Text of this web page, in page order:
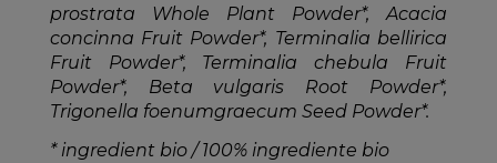
prostrata Whole Plant Powder*, Acacia
concinna Fruit Powder*, Terminalia bellirica
Fruit Powder*, Terminalia chebula Fruit
Powder*, Beta vulgaris Root Powder*,
Trigonella foenumgraecum Seed Powder*.
* ingredient bio / 100% ingrediente bio